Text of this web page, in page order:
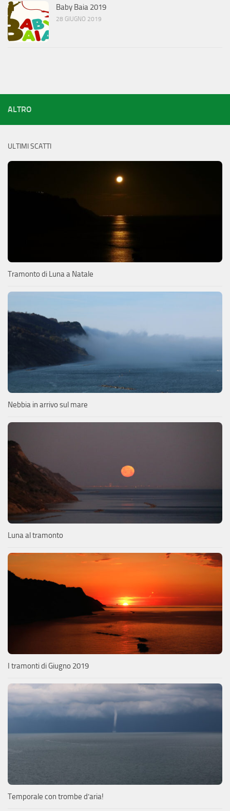
Baby Baia 2019
28 GIUGNO 2019
ALTRO
ULTIMI SCATTI
Tramonto di Luna a Natale
Nebbia in arrivo sul mare
Luna al tramonto
I tramonti di Giugno 2019
Temporale con trombe d’aria!